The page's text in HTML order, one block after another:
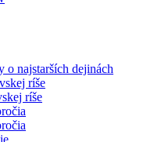
o najstarších dejinách
ríše
ríše